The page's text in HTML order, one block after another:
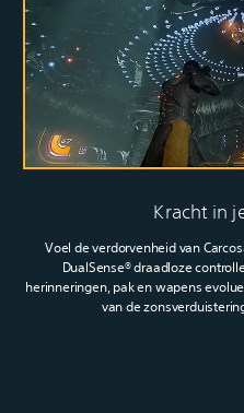
Kracht in
Voel de verdorvenheid van
DualSense® draadloze
herinneringen, pak en wapens
van de